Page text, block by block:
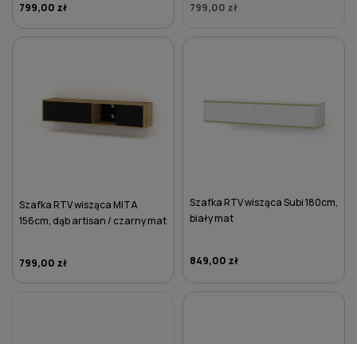
799,00 zł 799,00 zł
Szafka RTV wisząca MITA
156cm, dąb artisan / czarny mat
799,00 zł
Szafka RTV wisząca Subi 180cm,
biały mat
849,00 zł